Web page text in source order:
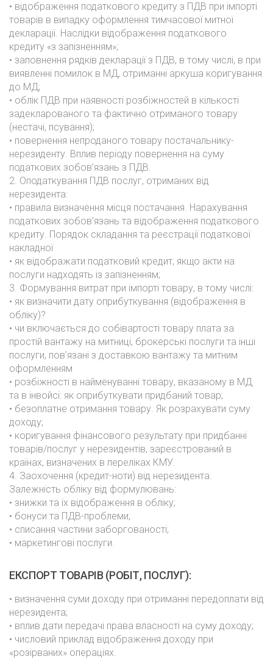
• відображення податкового кредиту з ПДВ при імпорті
товарів в випадку оформлення тимчасової митної
декларації. Наслідки відображення податкового
кредиту «з запізненням»;
• заповнення рядків декларації з ПДВ, в тому числі, в при
виявленні помилок в МД, отриманні аркуша коригування
до МД;
• облік ПДВ при наявності розбіжностей в кількості
задекларованого та фактично отриманого товару
(нестачі, псування);
• повернення непроданого товару постачальнику-
нерезиденту. Вплив періоду повернення на суму
податкових зобов’язань з ПДВ.
2. Оподаткування ПДВ послуг, отриманих від
нерезидента:
• правила визначення місця постачання. Нарахування
податкових зобов’язань та відображення податкового
кредиту. Порядок складання та реєстрації податкової
накладної
• як відображати податковий кредит, якщо акти на
послуги надходять із запізненням;
3. Формування витрат при імпорті товару, в тому числі:
• як визначити дату оприбуткування (відображення в
обліку)?
• чи включається до собівартості товару плата за
простій вантажу на митниці, брокерські послуги та інші
послуги, пов’язані з доставкою вантажу та митним
оформленням
• розбіжності в найменуванні товару, вказаному в МД
та в інвойсі: як оприбуткувати придбаний товар;
• безоплатне отримання товару. Як розрахувати суму
доходу;
• коригування фінансового результату при придбанні
товарів/послуг у нерезидентів, зареєстрований в
країнах, визначених в переліках КМУ.
4. Заохочення (кредит-ноти) від нерезидента.
Залежність обліку від формулювань:
• знижки та їх відображення в обліку;
• бонуси та ПДВ-проблеми;
• списання частини заборгованості;
• маркетингові послуги.
ЕКСПОРТ ТОВАРІВ (РОБІТ, ПОСЛУГ):
• визначення суми доходу при отриманні передоплати від
нерезидента;
• вплив дати передачі права власності на суму доходу;
• числовий приклад відображення доходу при
«розірваних» операціях.